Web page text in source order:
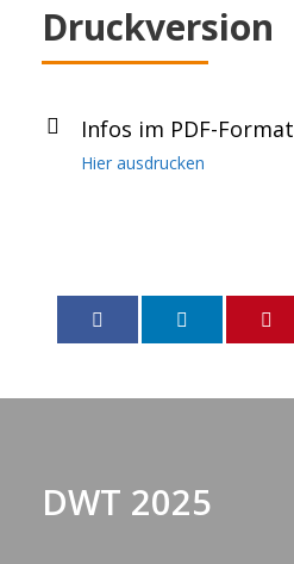
Druckversion
Infos im PDF-Format
Hier ausdrucken
DWT 2025